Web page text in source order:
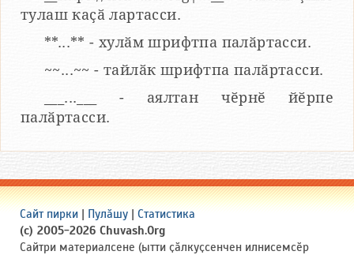
тулаш каҫӑ лартасси.
**...** - хулӑм шрифтпа палӑртасси.
~~...~~ - тайлӑк шрифтпа палӑртасси.
___...___ - аялтан чӗрнӗ йӗрпе
палӑртасси.
Сайт пирки | Пулӑшу | Статистика
(c) 2005-2026 Chuvash.Org
Сайтри материалсене (ытти ҫӑлкуҫсенчен илнисемсӗр